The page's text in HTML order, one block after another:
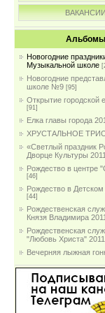
Альбомы
Новогодние
Музыкальной школе
Новогодние
школе №9 [95]
Открытие городской
[91]
Елка главы города
ХРУСТАЛЬНОЕ
«Светлый праздник
Дворце Культуры 2011
Рождество в центре
[46]
Рождество в
[44]
Рождественская
Князя Владимира 2011
Рождественская
"Любовь Христа" 2011
Вечерняя лыжная